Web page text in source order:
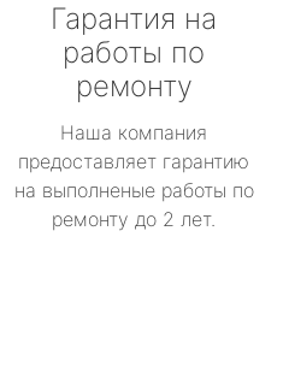
Гарантия на
работы по
ремонту
Наша компания
предоставляет гарантию
на выполненые работы по
ремонту до 2 лет.